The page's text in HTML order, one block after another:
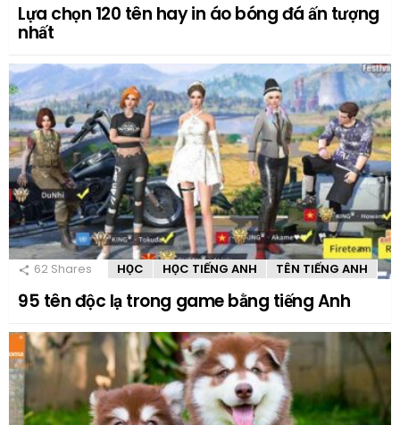
Lựa chọn 120 tên hay in áo bóng đá ấn tượng
nhất
62 Shares HỌC HỌC TIẾNG ANH TÊN TIẾNG ANH
95 tên độc lạ trong game bằng tiếng Anh